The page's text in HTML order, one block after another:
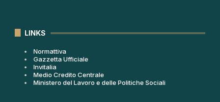
LINKS
Normattiva
Gazzetta Ufficiale
Invitalia
Medio Credito Centrale
Ministero del Lavoro e delle Politiche Sociali